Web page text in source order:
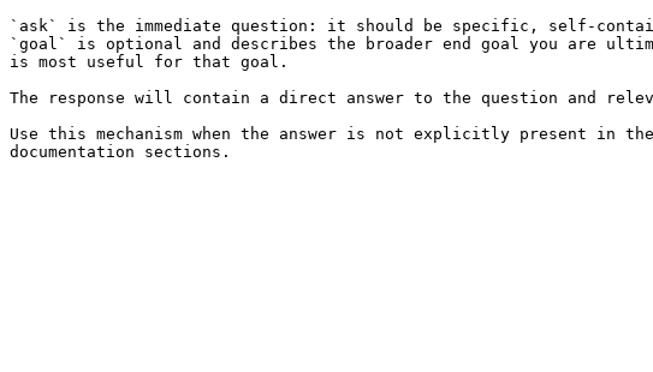
`ask` is the immediate question: it should be specific, self-
`goal` is optional and describes the broader end goal you are
is most useful for that goal.
The response will contain a direct answer to the question and
Use this mechanism when the answer is not explicitly present